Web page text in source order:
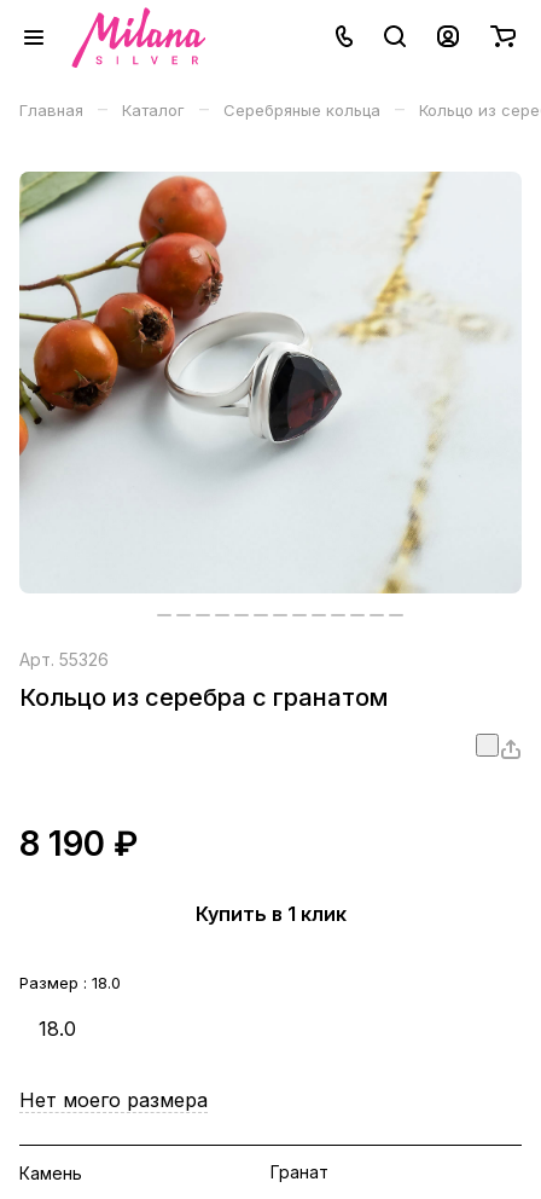
Главная – Каталог – Серебряные кольца – Кольцо из
Арт. 55326
Кольцо из серебра с гранатом
8 190 ₽
Купить в 1 клик
Размер : 18.0
18.0
Нет моего размера
Камень Гранат